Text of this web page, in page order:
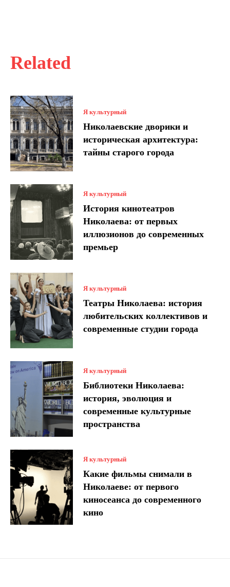
Related
Я культурный
Николаевские дворики и
историческая архитектура:
тайны старого города
Я культурный
История кинотеатров
Николаева: от первых
иллюзионов до современных
премьер
Я культурный
Театры Николаева: история
любительских коллективов и
современные студии города
Я культурный
Библиотеки Николаева:
история, эволюция и
современные культурные
пространства
Я культурный
Какие фильмы снимали в
Николаеве: от первого
киносеанса до современного
кино